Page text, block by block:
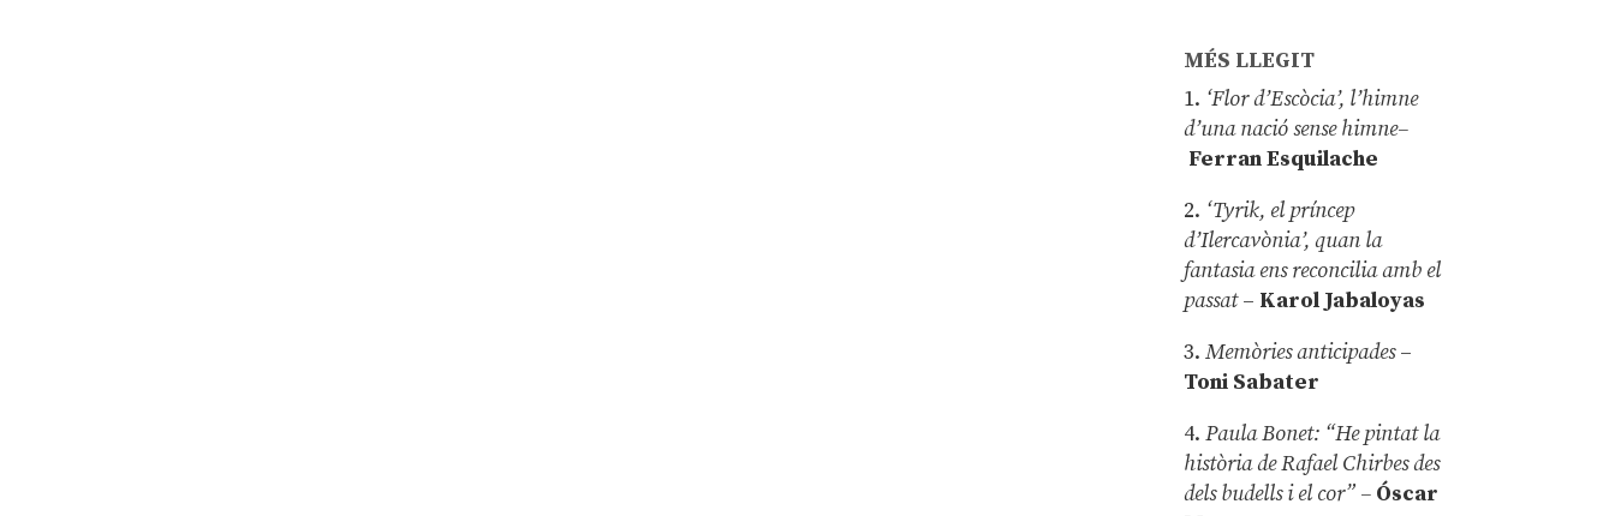
MÉS LLEGIT
1. ‘Flor d’Escòcia’, l’himne
d’una nació sense himne–
Ferran Esquilache
2. ‘Tyrik, el príncep
d’Ilercavònia’, quan la
fantasia ens reconcilia amb el
passat– Karol Jabaloyas
3.Memòries anticipades–
Toni Sabater
4.Paula Bonet: “He pintat la
història de Rafael Chirbes des
dels budells i el cor” – Óscar